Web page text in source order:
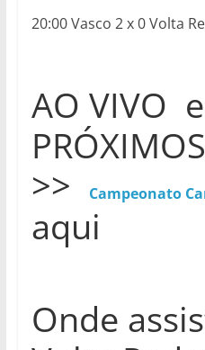
20:00 Vasco 2 x 0 Volta
AO VIVO e
>>
Campeonato
aqui
Onde